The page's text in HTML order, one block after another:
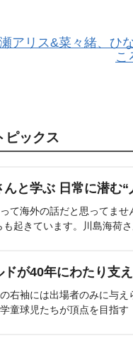
アリス&菜々緒、ひ
こ
ピックス
んと学ぶ 日常に潜む
って海外の話だと思ってま
も起きています。川島海荷
が40年にわたり支
右袖には出場者のみに与
童球児たちが頂点を目指す